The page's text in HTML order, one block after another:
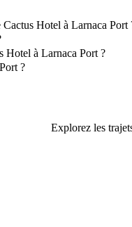
Hotel à Larnaca Port
à Larnaca Port est de
Hotel à Larnaca Port ?
à Larnaca Port en 4-Seater.
?
Explorez les